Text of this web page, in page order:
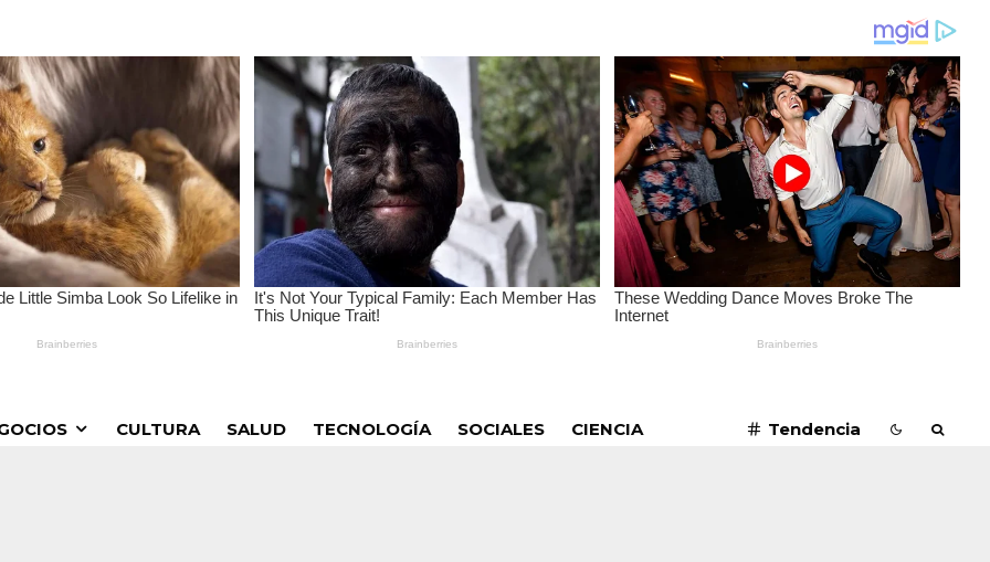
CULTURA SALUD TECNOLOGÍA SOCIALES CIENCIA Tendencia